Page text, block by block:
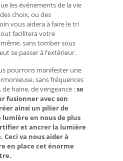
les événements de la vie
choix, ou des
vous aidera à faire le tri
facilitera votre
sans tomber sous
se passer à l’extérieur.
pourrons manifester une
sans fréquences
haine, de vengeance :se
fusionner avec son
ainsi un pilier de
en nous de plus
et ancrer la lumière
va nous aider à
en place cet énorme